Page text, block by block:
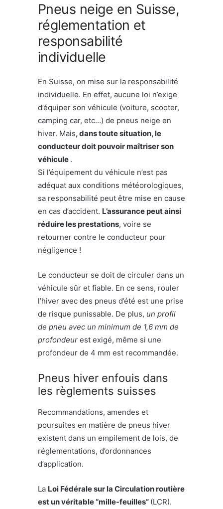
Pneus neige en Suisse,
réglementation et
responsabilité
individuelle
En Suisse, on mise sur la responsabilité
individuelle. En effet, aucune loi n’exige
d’équiper son véhicule (voiture, scooter,
camping car, etc…) de pneus neige en
hiver. Mais, dans toute situation, le
conducteur doit pouvoir maîtriser son
véhicule .
Si l’équipement du véhicule n’est pas
adéquat aux conditions météorologiques,
sa responsabilité peut être mise en cause
en cas d’accident. L’assurance peut ainsi
réduire les prestations, voire se
retourner contre le conducteur pour
négligence !
Le conducteur se doit de circuler dans un
véhicule sûr et fiable. En ce sens, rouler
l’hiver avec des pneus d’été est une prise
de risque punissable. De plus, un profil
de pneu avec un minimum de 1,6 mm de
profondeur est exigé, même si une
profondeur de 4 mm est recommandée.
Pneus hiver enfouis dans
les règlements suisses
Recommandations, amendes et
poursuites en matière de pneus hiver
existent dans un empilement de lois, de
réglementations, d’ordonnances
d’application.
La Loi Fédérale sur la Circulation routière
est un véritable “mille-feuilles” (LCR).